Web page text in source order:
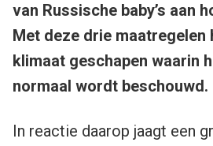
van Russische baby’s aan
Met deze drie maatregelen
klimaat geschapen waarin
normaal wordt beschouwd.
In reactie daarop jaagt een